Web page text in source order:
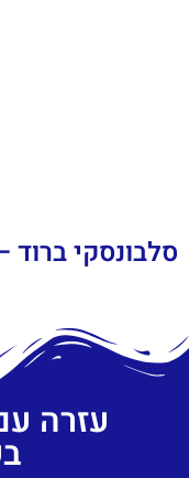
סלבונסקי
עזרה